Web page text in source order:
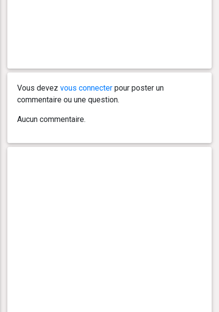
Vous devez vous connecter pour poster un
commentaire ou une question.
Aucun commentaire.